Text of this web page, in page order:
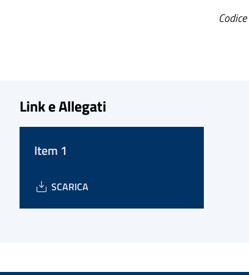
Link e Allegati
Item 1
SCARICA